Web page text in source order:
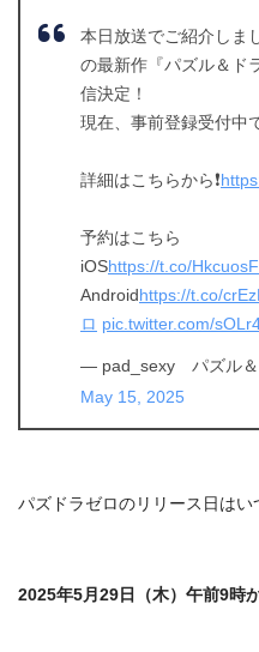
本日放送でご紹介しま
の最新作『パズル＆
信決定！
現在、事前登録受付中
詳細はこちらから❗
予約はこちら
iOShttps://t.co/
Androidhttps://t.co/
ロ pic.twitter.com/
— pad_sexy パズル＆
May 15, 2025
パズドラゼロのリリース日はい
2025年5月29日（木）午前9時